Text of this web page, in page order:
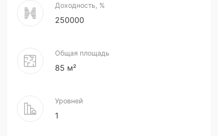
Доходность, %
250000
Общая площадь
85 м²
Уровней
1